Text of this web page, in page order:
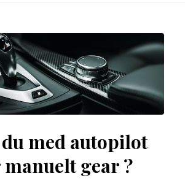
med autopilot
gear ?